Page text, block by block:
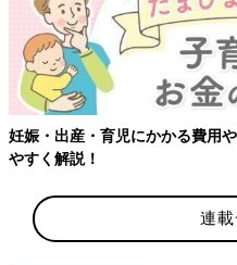
妊娠・出産・育児にかかる費用
やすく解説！
連